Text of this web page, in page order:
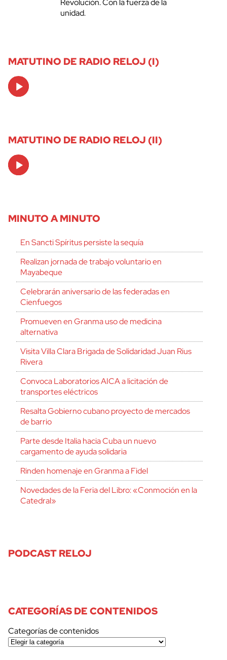
Revolución. Con la fuerza de la
unidad.
MATUTINO DE RADIO RELOJ (I)
Audio
Player
MATUTINO DE RADIO RELOJ (II)
Audio
Player
MINUTO A MINUTO
En Sancti Spíritus persiste la sequía
Realizan jornada de trabajo voluntario en
Mayabeque
Celebrarán aniversario de las federadas en
Cienfuegos
Promueven en Granma uso de medicina
alternativa
Visita Villa Clara Brigada de Solidaridad Juan Rius
Rivera
Convoca Laboratorios AICA a licitación de
transportes eléctricos
Resalta Gobierno cubano proyecto de mercados
de barrio
Parte desde Italia hacia Cuba un nuevo
cargamento de ayuda solidaria
Rinden homenaje en Granma a Fidel
Novedades de la Feria del Libro: «Conmoción en la
Catedral»
PODCAST RELOJ
CATEGORÍAS DE CONTENIDOS
Categorías de contenidos